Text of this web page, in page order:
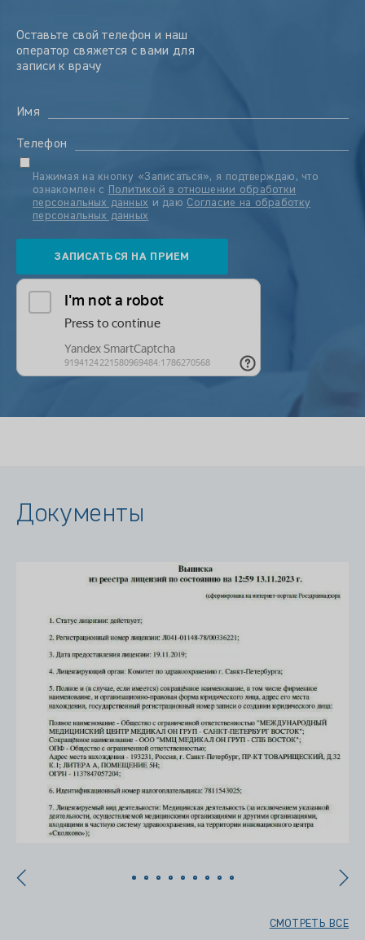
Оставьте свой телефон и наш
оператор свяжется с вами для
записи к врачу
Имя
Телефон
Нажимая на кнопку «Записаться», я подтверждаю, что
ознакомлен с
Политикой в отношении обработки
персональных данных и даю Согласие на обработку
персональных данных
Документы
СМОТРЕТЬ ВСЕ